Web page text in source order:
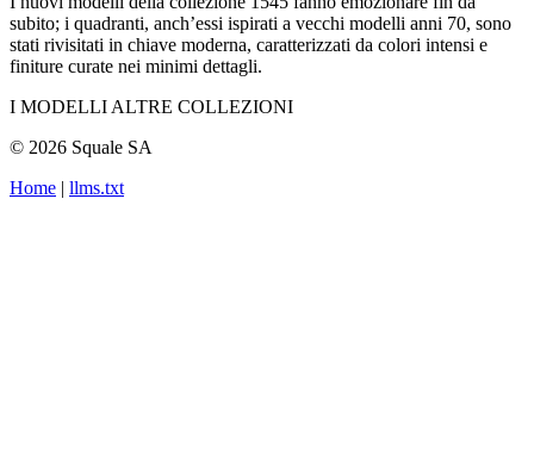
subito; i quadranti, anch’essi ispirati a vecchi modelli anni 70, sono
stati rivisitati in chiave moderna, caratterizzati da colori intensi e
finiture curate nei minimi dettagli.
I MODELLI ALTRE COLLEZIONI
© 2026 Squale SA
Home | llms.txt